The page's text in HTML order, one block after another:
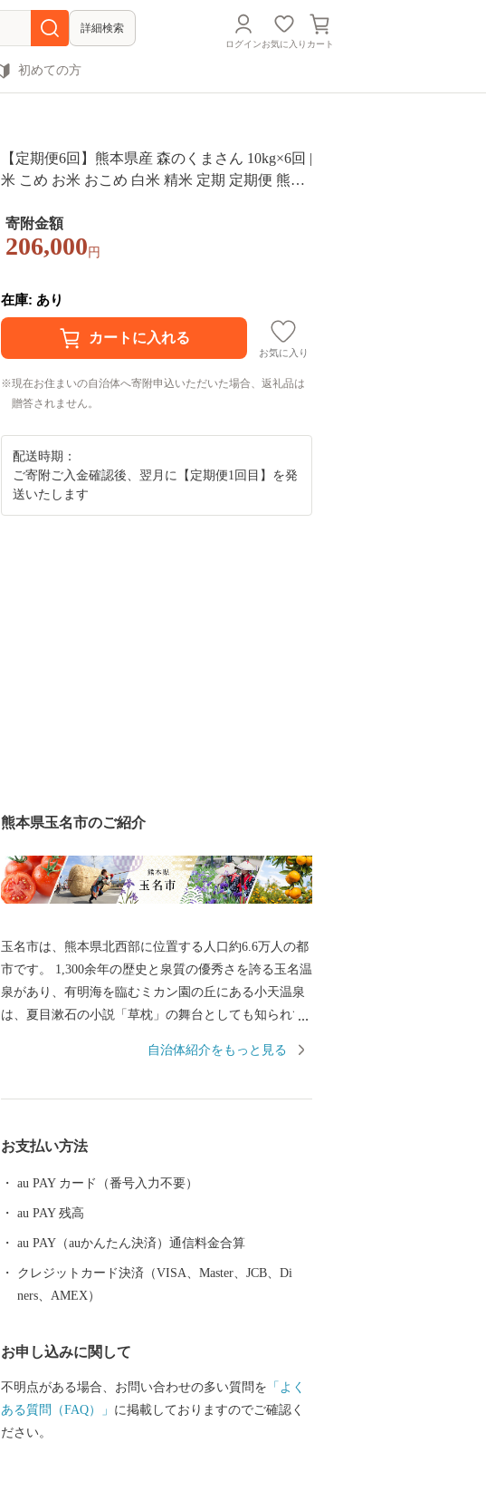
詳細検索
ログインお気に入り カート
初めての方
【定期便6回】熊本県産 森のくまさん 10kg×6回 |
米 こめ お米 おこめ 白米 精米 定期 定期便 熊本
寄附金額
206,000 円
在庫: あり
お気に入り
現在お住まいの自治体へ寄附申込いただいた場合、返礼品は
贈答されません。
配送時期：
ご寄附ご入金確認後、翌月に【定期便1回目】を発
送いたします
熊本県玉名市のご紹介
玉名市は、熊本県北西部に位置する人口約6.6万人の都
市です。 1,300余年の歴史と泉質の優秀さを誇る玉名温
泉があり、有明海を臨むミカン園の丘にある小天温泉
は、夏目漱石の小説「草枕」の舞台としても知られて
に登録された菊池川流域産のお米がとれる自然豊かな
樹立し、日本人で初めてオリンピックに出場しまし
た。金栗四三の大きな功績を多くの人に知ってもらう
品の開発で活気に満ち溢れています。 ふるさと寄附金
を通して玉名の魅力に触れていただき是非玉名に足を
運んでみてください。 【重要：受領書およびワンスト
名市からのご案内」からダウンロードをお願いしま
問合せ Tel：050-3146-0828 玉名市ふるさと納税事
自治体紹介をもっと見る
お支払い方法
au PAY カード（番号入力不要）
au PAY 残高
au PAY（auかんたん決済）通信料金合算
クレジットカード決済（VISA、Master、JCB、Di
ners、AMEX）
お申し込みに関して
不明点がある場合、お問い合わせの多い質問を 「よく
ある質問（FAQ）」 に掲載しておりますのでご確認く
ださい。